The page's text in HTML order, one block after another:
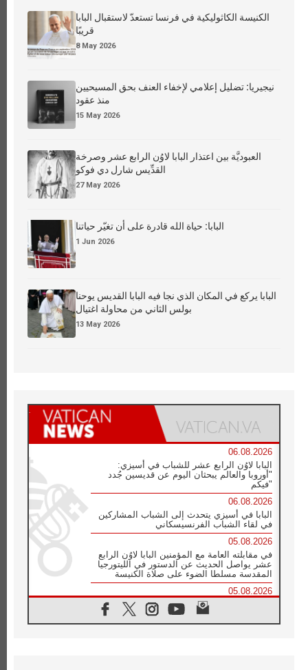
الكنيسة الكاثوليكية في فرنسا تستعدّ لاستقبال البابا
قريبًا
8 May 2026
نيجيريا: تضليل إعلامي لإخفاء العنف بحق المسيحيين
منذ عقود
15 May 2026
العبوديَّة بين اعتذار البابا لاوُن الرابع عشر وصرخة
القدِّيس شارل دي فوكو
27 May 2026
البابا: حياة الله قادرة على أن تغيّر حياتنا
1 Jun 2026
البابا يركع في المكان الذي نجا فيه البابا القديس يوحنا
بولس الثاني من محاولة اغتيال
13 May 2026
06.08.2026
البابا لاوُن الرابع عشر للشباب في أسيزي:
"أوروبا والعالم يبحثان اليوم عن قديسين جُدد
فيكم"
06.08.2026
البابا في أسيزي يتحدث إلى الشباب المشاركين
في لقاء الشباب الفرنسيسكاني
05.08.2026
في مقابلته العامة مع المؤمنين البابا لاوُن الرابع
عشر يواصل الحديث عن الدستور في الليتورجيا
المقدسة مسلطا الضوء على صلاة الكنيسة
05.08.2026
البابا لاوُن الرابع عشر يزور في تشرين الثاني